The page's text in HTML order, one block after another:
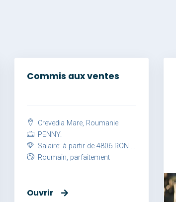
Commis aux ventes
Crevedia Mare, Roumanie
PENNY.
Salaire: à partir de 4806 RON brut / mois
Roumain, parfaitement
Ouvrir